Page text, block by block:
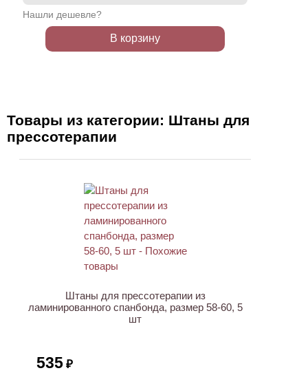
Нашли дешевле?
В корзину
Товары из категории: Штаны для
прессотерапии
Штаны для прессотерапии из
ламинированного спанбонда, размер 58-60, 5
шт
535 ₽